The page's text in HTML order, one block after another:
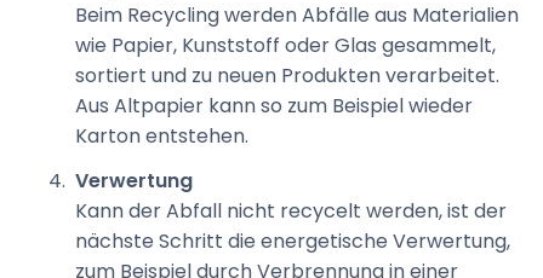
Beim Recycling werden Abfälle aus Materialien
wie Papier, Kunststoff oder Glas gesammelt,
sortiert und zu neuen Produkten verarbeitet.
Aus Altpapier kann so zum Beispiel wieder
Karton entstehen.
Verwertung
Kann der Abfall nicht recycelt werden, ist der
nächste Schritt die energetische Verwertung,
zum Beispiel durch Verbrennung in einer